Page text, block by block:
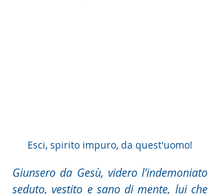
Esci, spirito impuro, da quest'uomo!
Giunsero da Gesù, videro l’indemoniato
seduto, vestito e sano di mente, lui che